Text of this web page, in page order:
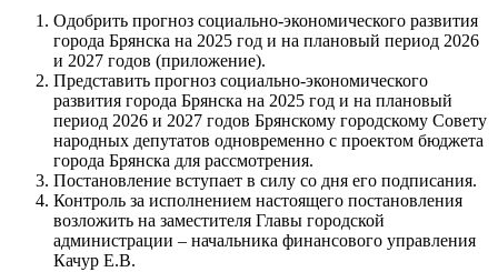
Одобрить прогноз социально-экономического развития
города Брянска на 2025 год и на плановый период 2026
и 2027 годов (приложение).
Представить прогноз социально-экономического
развития города Брянска на 2025 год и на плановый
период 2026 и 2027 годов Брянскому городскому Совету
народных депутатов одновременно с проектом бюджета
города Брянска для рассмотрения.
Постановление вступает в силу со дня его подписания.
Контроль за исполнением настоящего постановления
возложить на заместителя Главы городской
администрации – начальника финансового управления
Качур Е.В.